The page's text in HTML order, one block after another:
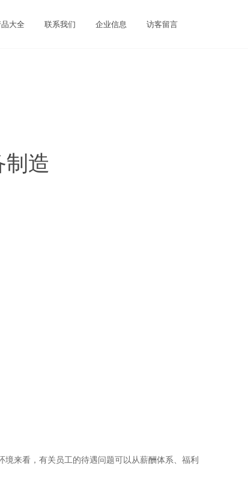
品大全 联系我们 企业信息 访客留言
造
来看，有关员工的待遇问题可以从薪酬体系、福利